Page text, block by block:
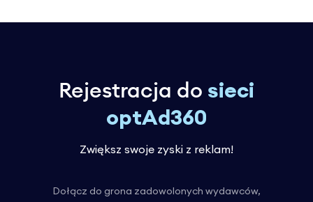
Rejestracja do sieci
optAd360
Zwiększ swoje zyski z reklam!
Dołącz do grona zadowolonych wydawców,